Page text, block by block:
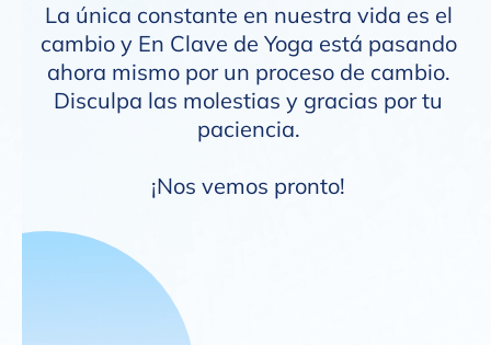
La única constante en nuestra vida es el
cambio y En Clave de Yoga está pasando
ahora mismo por un proceso de cambio.
Disculpa las molestias y gracias por tu
paciencia.
¡Nos vemos pronto!